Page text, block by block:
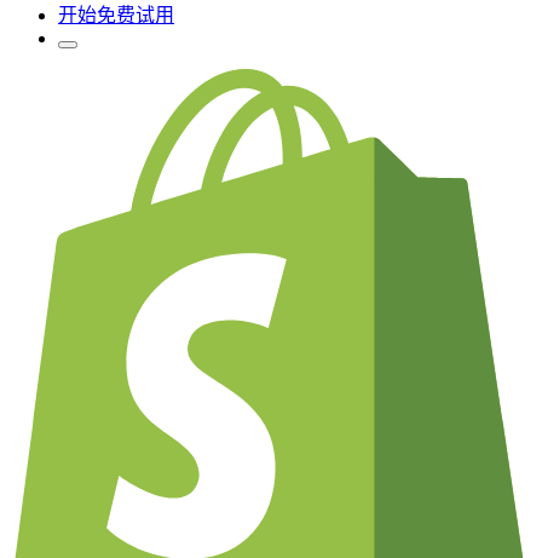
开始免费试用